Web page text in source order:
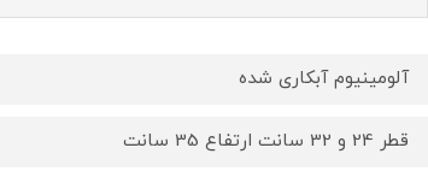
آلومینیوم آبکاری شده
قطر 24 و 32 سانت ارتفاع 35 سانت